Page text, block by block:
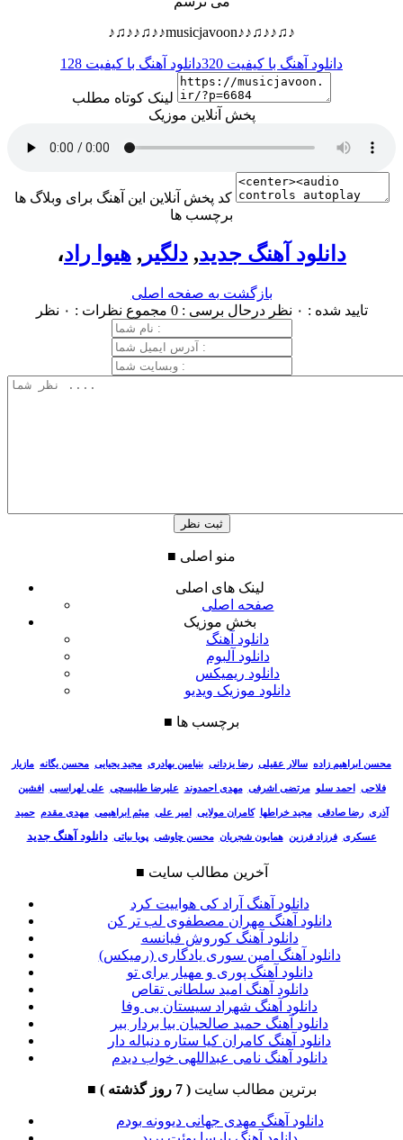
♪♫♪♪♫♪♪musicjavoon♪♪♫♪♪♫♪
دانلود آهنگ با کیفیت 320 دانلود آهنگ با کیفیت 128
لینک کوتاه مطلب
پخش آنلاین موزیک
کد پخش آنلاین این آهنگ برای وبلاگ ها
برچسب ها
، دانلود آهنگ جدید, دلگیر , هیوا راد
بازگشت به صفحه اصلی
تایید شده : ۰ نظر
درحال برسی : 0 مجموع نظرات : ۰ نظر
■ منو اصلی
لینک های اصلی
صفحه اصلی
بخش موزیک
دانلود آهنگ
دانلود آلبوم
دانلود ریمیکس
دانلود موزیک ویدیو
■ برچسب ها
محسن ابراهیم زاده سالار عقیلی رضا یزدانی بنیامین بهادری مجید یحیایی محسن یگانه مازیار
فلاحی احمد سلو مرتضی اشرفی مهدی احمدوند علیرضا طلیسچی علی لهراسبی افشین
آذری رضا صادقی مجید خراطها کامران مولایی امیر علی میثم ابراهیمی مهدی مقدم حمید
عسکری فرزاد فرزین همایون شجریان محسن چاوشی پویا بیاتی دانلود آهنگ جدید
■ آخرین مطالب سایت
دانلود آهنگ آراد کی هواییت کرد
دانلود آهنگ مهران مصطفوی لب تر کن
دانلود آهنگ کوروش فیانسه
دانلود آهنگ امین سوری یادگاری (رمیکس)
دانلود آهنگ پوری و مهیار برای تو
دانلود آهنگ امید سلطانی تقاص
دانلود آهنگ شهراد سیستان بی وفا
دانلود آهنگ حمید صالحیان بیا بردار ببر
دانلود آهنگ کامران کیا ستاره دنباله دار
دانلود آهنگ نامی عبداللهی خواب دیدم
■ برترین مطالب سایت( 7 روز گذشته )
دانلود آهنگ مهدی جهانی دیوونه بودم